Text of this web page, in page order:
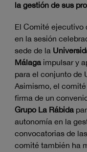
la gestión de sus
El Comité ejecutivo
en la sesión
sede de la
Málaga impulsar y
para el conjunto de
Asimismo, el
firma de un
Grupo La Rábida
autonomía en la
convocatorias de
comité también ha